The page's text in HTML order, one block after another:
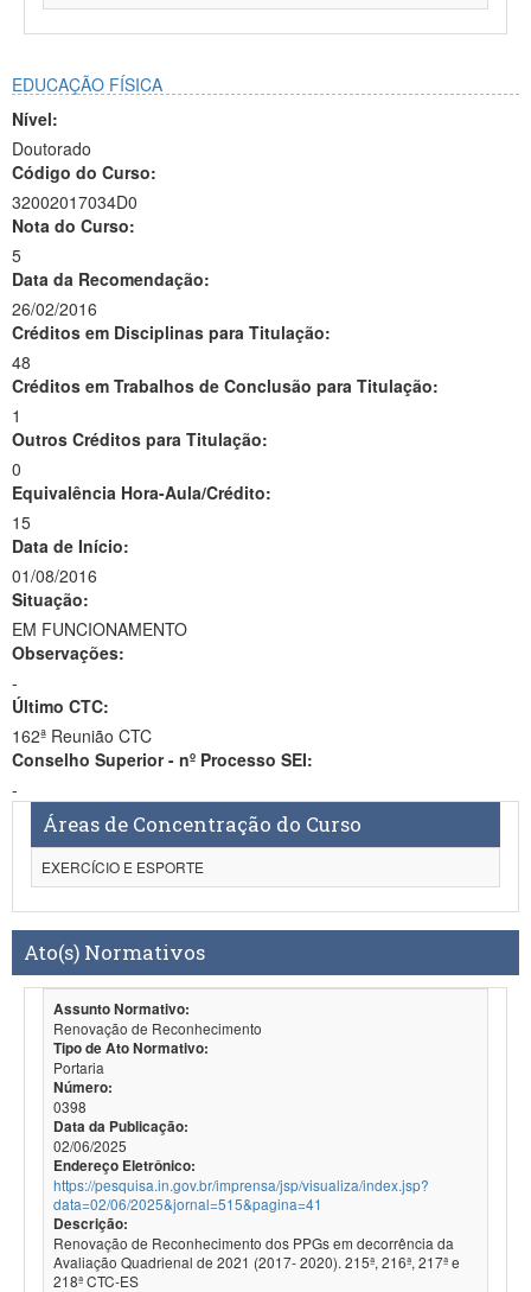
EDUCAÇÃO FÍSICA
Nível:
Doutorado
Código do Curso:
32002017034D0
Nota do Curso:
5
Data da Recomendação:
26/02/2016
Créditos em Disciplinas para Titulação:
48
Créditos em Trabalhos de Conclusão para Titulação:
1
Outros Créditos para Titulação:
0
Equivalência Hora-Aula/Crédito:
15
Data de Início:
01/08/2016
Situação:
EM FUNCIONAMENTO
Observações:
-
Último CTC:
162ª Reunião CTC
Conselho Superior - nº Processo SEI:
-
Áreas de Concentração do Curso
EXERCÍCIO E ESPORTE
Ato(s) Normativos
Assunto Normativo:
Renovação de Reconhecimento
Tipo de Ato Normativo:
Portaria
Número:
0398
Data da Publicação:
02/06/2025
Endereço Eletrônico:
https://pesquisa.in.gov.br/imprensa/jsp/visualiza/index.jsp?
data=02/06/2025&jornal=515&pagina=41
Descrição:
Renovação de Reconhecimento dos PPGs em decorrência da
Avaliação Quadrienal de 2021 (2017- 2020). 215ª, 216ª, 217ª e
218ª CTC-ES